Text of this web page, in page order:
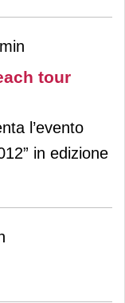
tour
l’evento
in edizione